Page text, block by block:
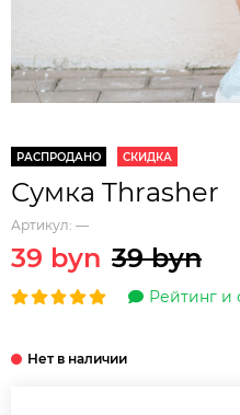
РАСПРОДАНО СКИДКА
Сумка Thrasher
Артикул: —
39 byn 39 byn
Рейтинг и